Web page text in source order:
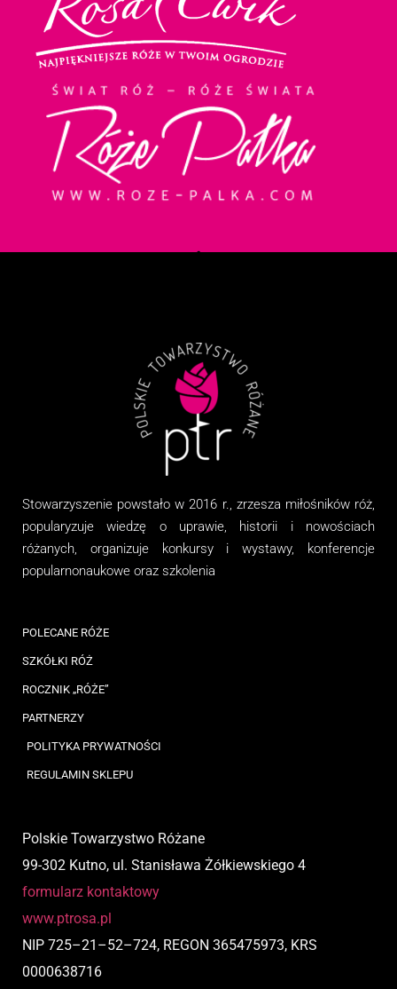
Stowarzyszenie powstało w 2016 r., zrzesza miłośników róż,
popularyzuje wiedzę o uprawie, historii i nowościach
różanych, organizujekonkursy i wystawy, konferencje
popularnonaukowe oraz szkolenia
POLECANE RÓŻE
SZKÓŁKI RÓŻ
ROCZNIK „RÓŻE”
PARTNERZY
POLITYKA PRYWATNOŚCI
REGULAMIN SKLEPU
Polskie Towarzystwo Różane
99-302 Kutno, ul. Stanisława Żółkiewskiego 4
formularz kontaktowy
www.ptrosa.pl
NIP 725–21 –52–724, REGON 365475973, KRS
0000638716